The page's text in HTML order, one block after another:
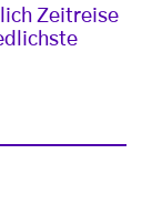
Zeitreise